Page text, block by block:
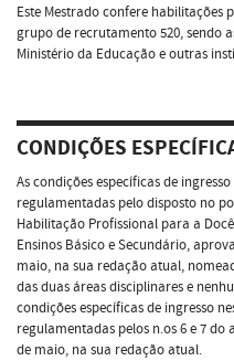
Este Mestrado confere
grupo de recrutamento 520, sendo
Ministério da Educação e outras
CONDIÇÕES
As condições específicas de
regulamentadas pelo disposto no
Habilitação Profissional para a
Ensinos Básico e Secundário,
maio, na sua redação atual,
das duas áreas disciplinares e
condições específicas de ingresso
regulamentadas pelos n.os 6 e 7 do
de maio, na sua redação atual.